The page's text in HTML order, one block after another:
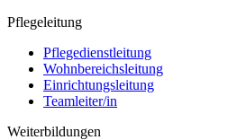
Pflegeleitung
Pflegedienstleitung
Wohnbereichsleitung
Einrichtungsleitung
Teamleiter/in
Weiterbildungen